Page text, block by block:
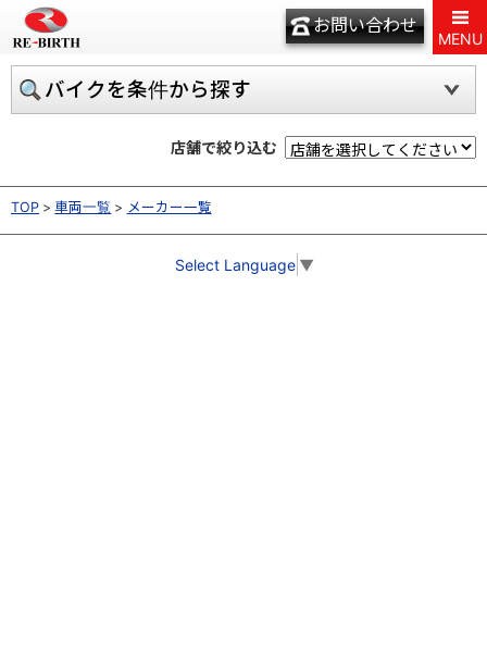
お問い合わせ
MENU
バイクを条件から探す
店舗で絞り込む
TOP 車両一覧 メーカー一覧
Select Language ▼